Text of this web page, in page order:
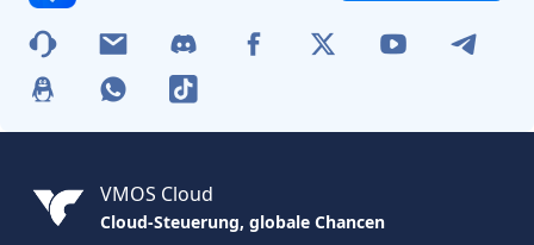
VMOS Cloud
Cloud-Steuerung, globale Chancen